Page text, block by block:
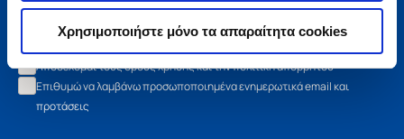
Χρησιμοποιήστε μόνο τα απαραίτητα cookies
Αποδέχομαι τους όρους χρήσης και την πολιτική απορρήτου
Επιθυμώ να λαμβάνω προσωποποιημένα ενημερωτικά email και
προτάσεις